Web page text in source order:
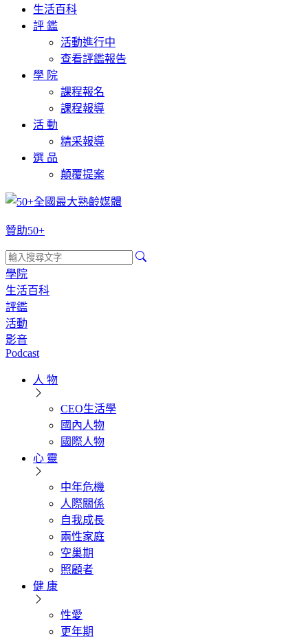
生活百科
評 鑑
活動進行中
查看評鑑報告
學 院
課程報名
課程報導
活 動
精采報導
選 品
顛覆提案
贊助50+
學院
生活百科
評鑑
活動
影音
Podcast
人 物
CEO生活學
國內人物
國際人物
心 靈
中年危機
人際關係
自我成長
兩性家庭
空巢期
照顧者
健 康
性愛
更年期